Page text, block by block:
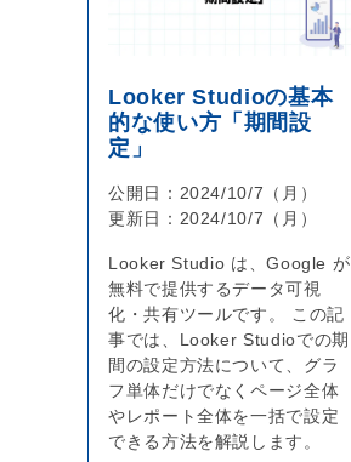
Looker Studioの基本
的な使い方「期間設
定」
公開日：2024/10/7（月）
更新日：2024/10/7（月）
Looker Studio は、Google が
無料で提供するデータ可視
化・共有ツールです。 この記
事では、Looker Studioでの期
間の設定方法について、グラ
フ単体だけでなくページ全体
やレポート全体を一括で設定
できる方法を解説します。